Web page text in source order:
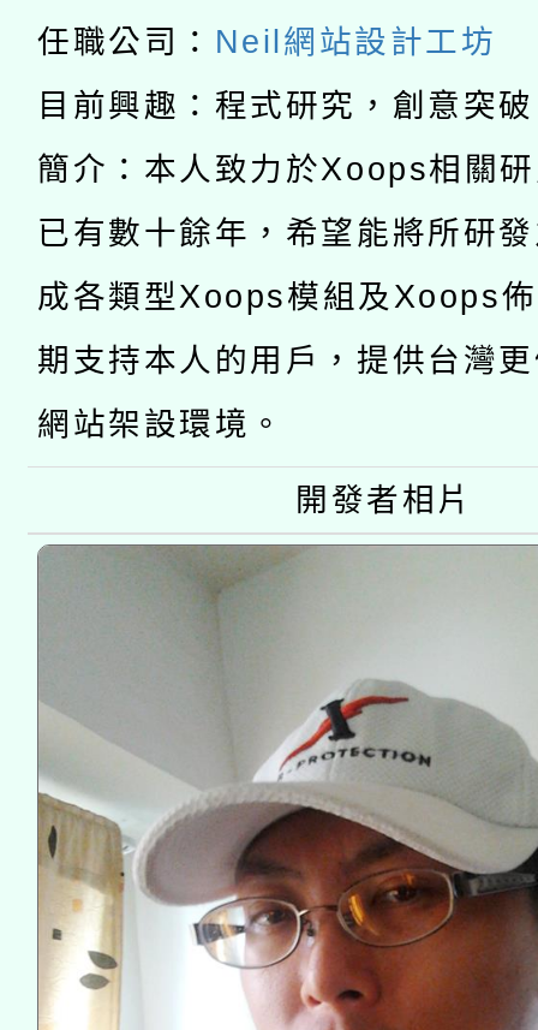
礎課程
A3數位素養講師名單
「數位內容與教學軟體
pilot」
有關大陸委員會函釋公
薪期間赴陸應申請許可
轉知經濟部水利署委託
業技術研究院辦理「
用水績優單位及節水達
動」
桃園市孔廟祈福系列
開 智慧啟航」
2026年桃園地景藝術
任職公司： Neil網站設計工坊
目前興趣：程式研究，創意突
簡介：本人致力於Xoops相關
已有數十餘年，希望能將所研
成各類型Xoops模組及Xoops
期支持本人的用戶，提供台灣
網站架設環境。
開發者相片